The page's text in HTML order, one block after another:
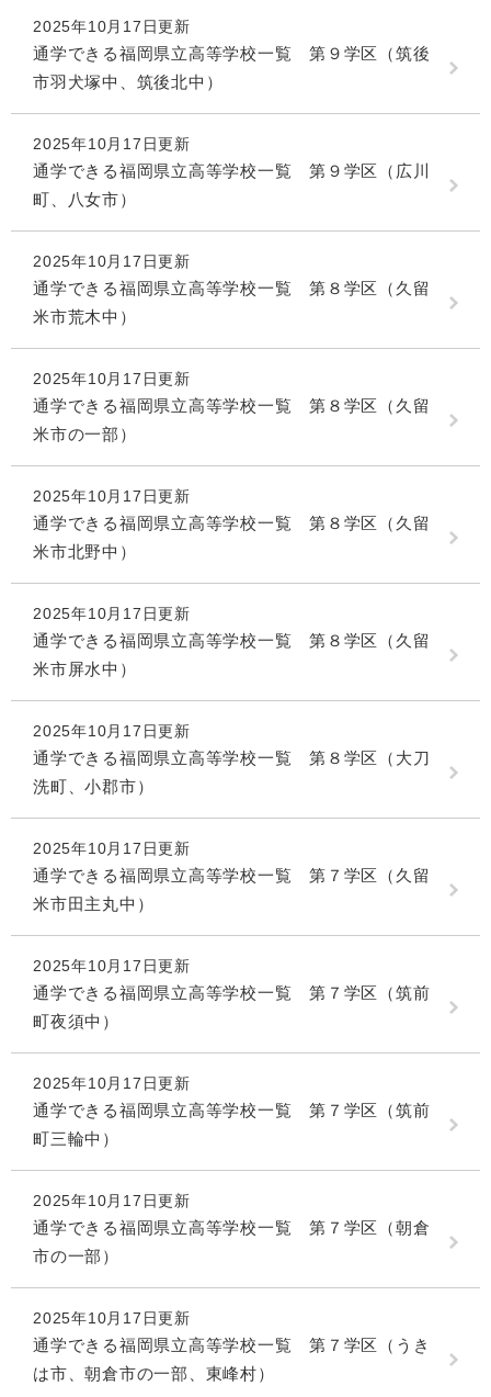
2025年10月17日更新
通学できる福岡県立高等学校一覧 第９学区（筑後
市羽犬塚中、筑後北中）
2025年10月17日更新
通学できる福岡県立高等学校一覧 第９学区（広川
町、八女市）
2025年10月17日更新
通学できる福岡県立高等学校一覧 第８学区（久留
米市荒木中）
2025年10月17日更新
通学できる福岡県立高等学校一覧 第８学区（久留
米市の一部）
2025年10月17日更新
通学できる福岡県立高等学校一覧 第８学区（久留
米市北野中）
2025年10月17日更新
通学できる福岡県立高等学校一覧 第８学区（久留
米市屏水中）
2025年10月17日更新
通学できる福岡県立高等学校一覧 第８学区（大刀
洗町、小郡市）
2025年10月17日更新
通学できる福岡県立高等学校一覧 第７学区（久留
米市田主丸中）
2025年10月17日更新
通学できる福岡県立高等学校一覧 第７学区（筑前
町夜須中）
2025年10月17日更新
通学できる福岡県立高等学校一覧 第７学区（筑前
町三輪中）
2025年10月17日更新
通学できる福岡県立高等学校一覧 第７学区（朝倉
市の一部）
2025年10月17日更新
通学できる福岡県立高等学校一覧 第７学区（うき
は市、朝倉市の一部、東峰村）